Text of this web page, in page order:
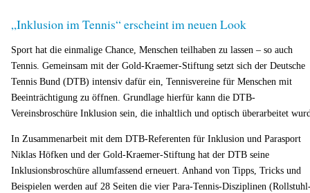
„Inklusion im Tennis“ erscheint im neuen Look
Sport hat die einmalige Chance, Menschen teilhaben zu lassen – so auch
Tennis. Gemeinsam mit der Gold-Kraemer-Stiftung setzt sich der Deutsche
Tennis Bund (DTB) intensiv dafür ein, Tennisvereine für Menschen mit
Beeinträchtigung zu öffnen. Grundlage hierfür kann die DTB-
Vereinsbroschüre Inklusion sein, die inhaltlich und optisch überarbeitet
In Zusammenarbeit mit dem DTB-Referenten für Inklusion und Parasport
Niklas Höfken und der Gold-Kraemer-Stiftung hat der DTB seine
Inklusionsbroschüre allumfassend erneuert. Anhand von Tipps, Tricks und
Beispielen werden auf 28 Seiten die vier Para-Tennis-Disziplinen